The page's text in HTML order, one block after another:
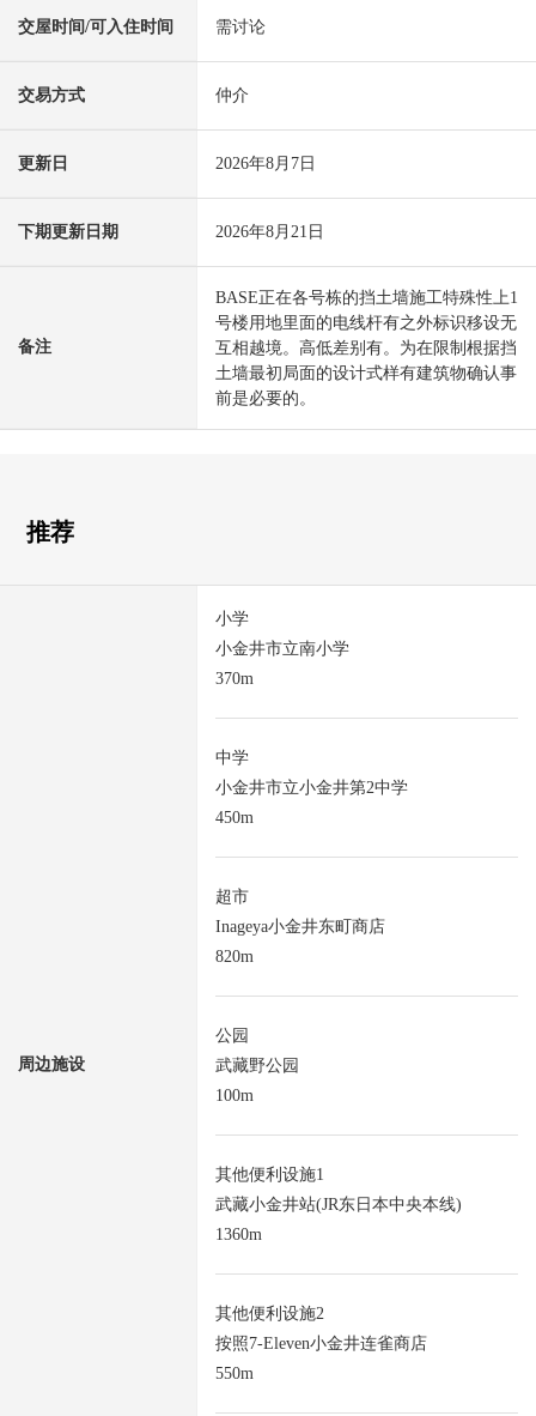
交屋时间/可入住时间 需讨论
交易方式 仲介
更新日 2026年8月7日
下期更新日期 2026年8月21日
备注
BASE正在各号栋的挡土墙施工特殊性上1
号楼用地里面的电线杆有之外标识移设无
互相越境。高低差别有。为在限制根据挡
土墙最初局面的设计式样有建筑物确认事
前是必要的。
推荐
周边施设
小学
小金井市立南小学
370m
中学
小金井市立小金井第2中学
450m
超市
Inageya小金井东町商店
820m
公园
武藏野公园
100m
其他便利设施1
武藏小金井站(JR东日本中央本线)
1360m
其他便利设施2
按照7-Eleven小金井连雀商店
550m